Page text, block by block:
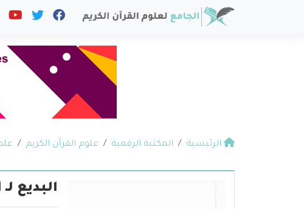
الرئيسية المكتبة الرقمية علوم القرآن الكريم
البديع